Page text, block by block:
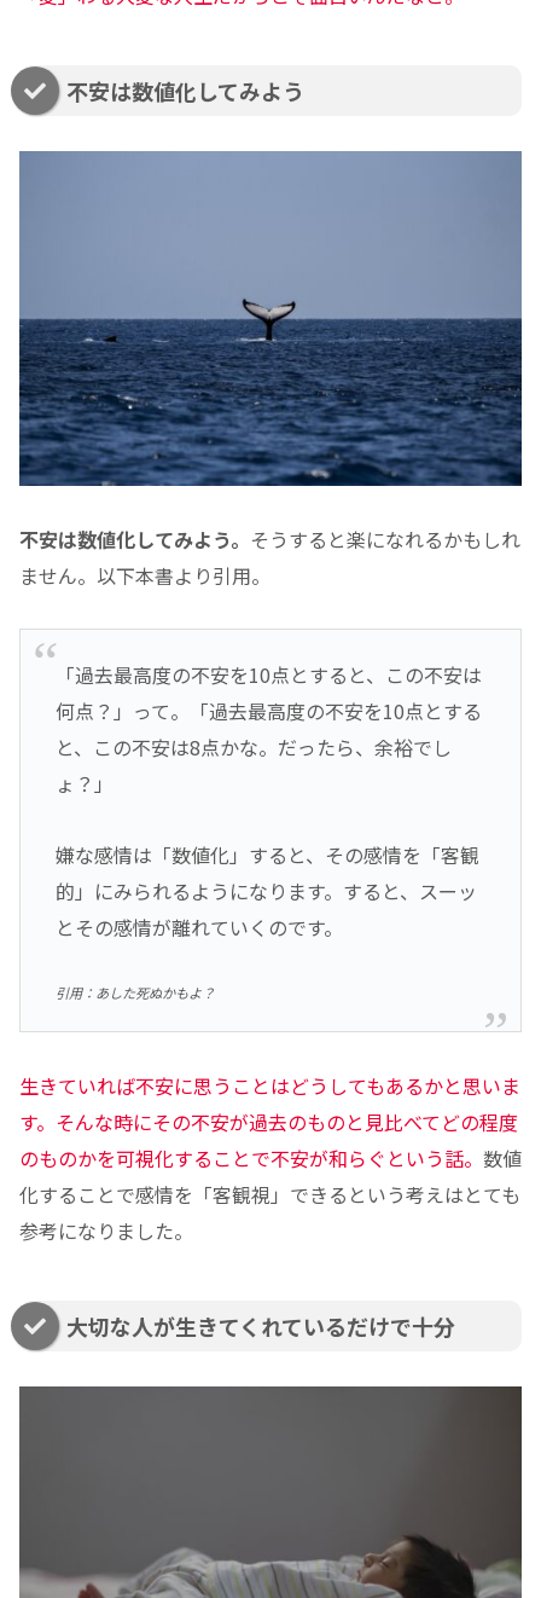
不安は数値化してみよう
不安は数値化してみよう。 そうすると楽になれるかもしれ
ません。以下本書より引用。
「過去最高度の不安を10点とすると、この不安は
何点？」って。「過去最高度の不安を10点とする
と、この不安は8点かな。だったら、余裕でし
ょ？」
嫌な感情は「数値化」すると、その感情を「客観
的」にみられるようになります。すると、スーッ
とその感情が離れていくのです。
引用：あした死ぬかもよ？
生きていれば不安に思うことはどうしてもあるかと思いま
す。そんな時にその不安が過去のものと見比べてどの程度
のものかを可視化することで不安が和らぐという話。 数値
化することで感情を「客観視」できるという考えはとても
参考になりました。
大切な人が生きてくれているだけで十分